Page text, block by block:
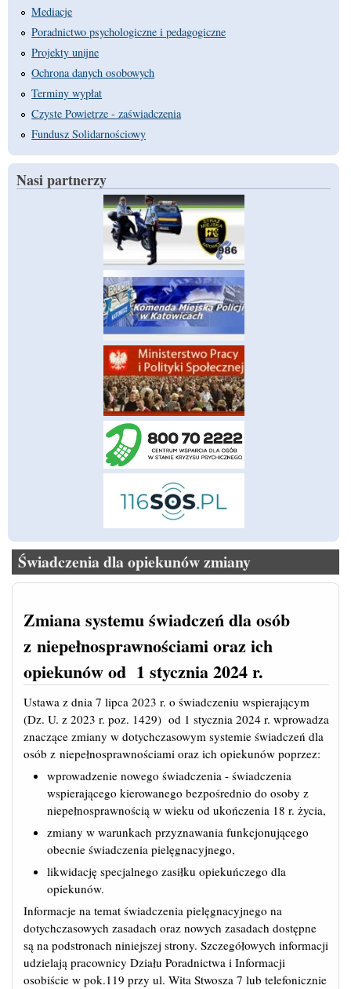
Mediacje
Poradnictwo psychologiczne i pedagogiczne
Projekty unijne
Ochrona danych osobowych
Terminy wypłat
Czyste Powietrze - zaświadczenia
Fundusz Solidarnościowy
Nasi partnerzy
Świadczenia dla opiekunów zmiany
Zmiana systemu świadczeń dla osób
z niepełnosprawnościami oraz ich
opiekunów od 1 stycznia 2024 r.
Ustawa z dnia 7 lipca 2023 r. o świadczeniu wspierającym
(Dz. U. z 2023 r. poz. 1429) od 1 stycznia 2024 r. wprowadza
znaczące zmiany w dotychczasowym systemie świadczeń dla
osób z niepełnosprawnościami oraz ich opiekunów poprzez:
wprowadzenie nowego świadczenia - świadczenia
wspierającego kierowanego bezpośrednio do osoby z
niepełnosprawnością w wieku od ukończenia 18 r. życia,
zmiany w warunkach przyznawania funkcjonującego
obecnie świadczenia pielęgnacyjnego,
likwidację specjalnego zasiłku opiekuńczego dla
opiekunów.
Informacje na temat świadczenia pielęgnacyjnego na
dotychczasowych zasadach oraz nowych zasadach dostępne
są na podstronach niniejszej strony. Szczegółowych informacji
udzielają pracownicy Działu Poradnictwa i Informacji
osobiście w pok.119 przy ul. Wita Stwosza 7 lub telefonicznie